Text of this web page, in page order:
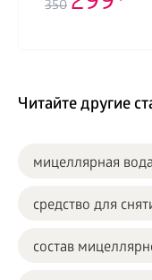
350
Читайте другие
мицеллярная вода
средство для
состав